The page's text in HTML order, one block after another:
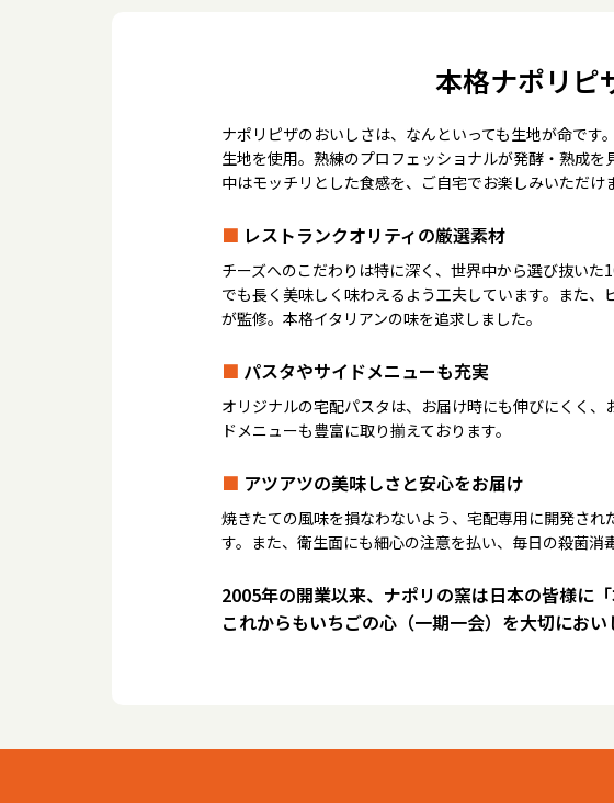
本格ナポリピ
ナポリピザのおいしさは、なんといっても生地が命で
生地を使用。熟練のプロフェッショナルが発酵・熟成
中はモッチリとした食感を、ご自宅でお楽しみいただけ
■ レストランクオリティの厳選素材
チーズへのこだわりは特に深く、世界中から選び抜い
でも長く美味しく味わえるよう工夫しています。また
が監修。本格イタリアンの味を追求しました。
■ パスタやサイドメニューも充実
オリジナルの宅配パスタは、お届け時にも伸びにくく
ドメニューも豊富に取り揃えております。
■ アツアツの美味しさと安心をお届け
焼きたての風味を損なわないよう、宅配専用に開発さ
す。また、衛生面にも細心の注意を払い、毎日の殺菌消
2005年の開業以来、ナポリの窯は日本の皆様に
これからもいちごの心（一期一会）を大切におい